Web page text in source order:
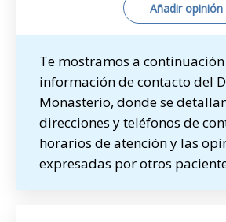
Añadir opinión
Te mostramos a
información de contacto del
Monasterio, donde se
direcciones y teléfonos de
horarios de atención y las
expresadas por otros